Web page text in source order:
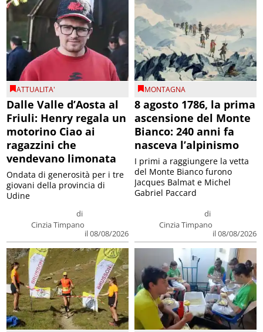
ATTUALITA'
Dalle Valle d’Aosta al
Friuli: Henry regala un
motorino Ciao ai
ragazzini che
vendevano limonata
di
Cinzia Timpano
il 08/08/2026
Ondata di generosità per i tre
giovani della provincia di
Udine
MONTAGNA
8 agosto 1786, la prima
ascensione del Monte
Bianco: 240 anni fa
nasceva l’alpinismo
di
Cinzia Timpano
il 08/08/2026
I primi a raggiungere la vetta
del Monte Bianco furono
Jacques Balmat e Michel
Gabriel Paccard